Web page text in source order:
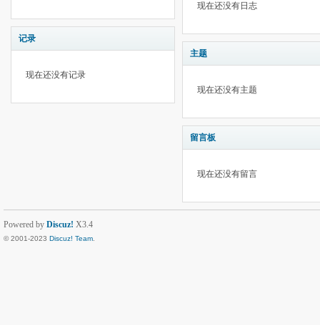
记录
现在还没有记录
现在还没有日志
主题
现在还没有主题
留言板
现在还没有留言
Powered by Discuz! X3.4
© 2001-2023 Discuz! Team